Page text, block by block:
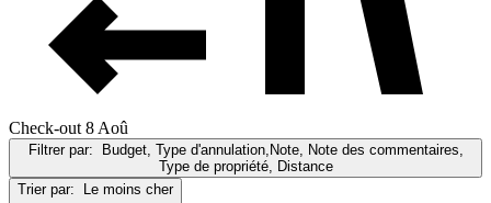
Check-out 8 Aoû
Filtrer par:
Budget, Type d'annulation,Note, Note des commentaires,
Type de propriété, Distance
Trier par:
Le moins cher